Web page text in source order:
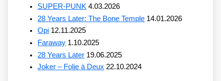
SUPER-PUNK 4.03.2026
28 Years Later: The Bone Temple 14.01.2026
Opi 12.11.2025
Faraway 1.10.2025
28 Years Later 19.06.2025
Joker – Folie à Deux 22.10.2024